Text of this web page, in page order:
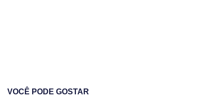
VOCÊ PODE GOSTAR